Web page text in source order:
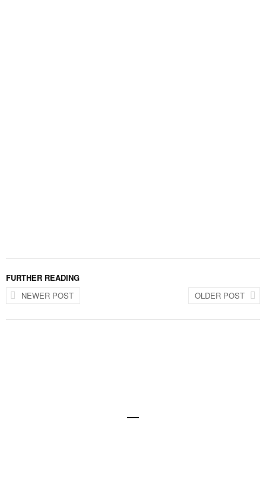
FURTHER READING
OLDER POST
NEWER POST